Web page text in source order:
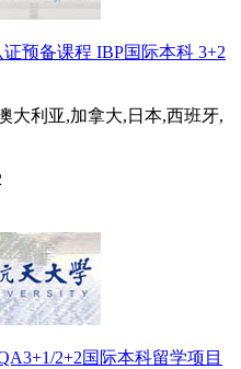
预备课程 IBP国际本科 3+2
大利亚,加拿大,日本,西班牙,
2+2国际本科留学项目